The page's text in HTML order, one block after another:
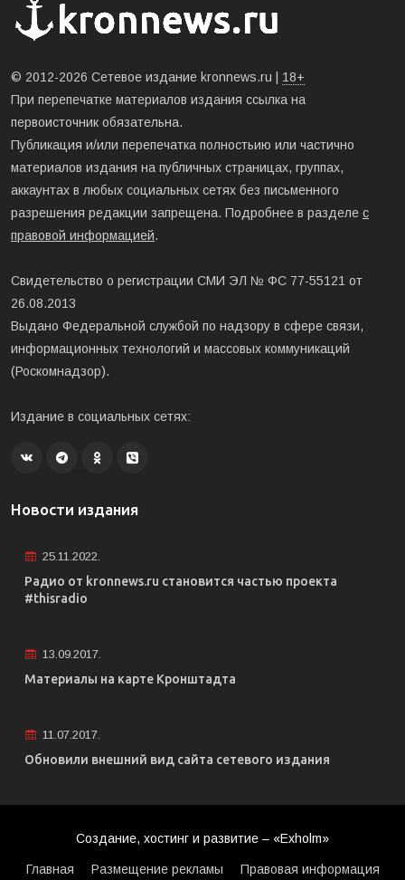
© 2012-2026 Сетевое издание kronnews.ru | 18+
При перепечатке материалов издания ссылка на
первоисточник обязательна.
Публикация и/или перепечатка полностьию или частично
материалов издания на публичных страницах, группах,
аккаунтах в любых социальных сетях без письменного
разрешения редакции запрещена. Подробнее в разделе с
правовой информацией.
Свидетельство о регистрации СМИ ЭЛ № ФС 77-55121 от
26.08.2013
Выдано Федеральной службой по надзору в сфере связи,
информационных технологий и массовых коммуникаций
(Роскомнадзор).
Издание в социальных сетях:
Новости издания
25.11.2022.
Радио от kronnews.ru становится частью проекта
#thisradio
13.09.2017.
Материалы на карте Кронштадта
11.07.2017.
Обновили внешний вид сайта сетевого издания
Создание, хостинг и развитие – «Exholm»
Главная Размещение рекламы Правовая информация